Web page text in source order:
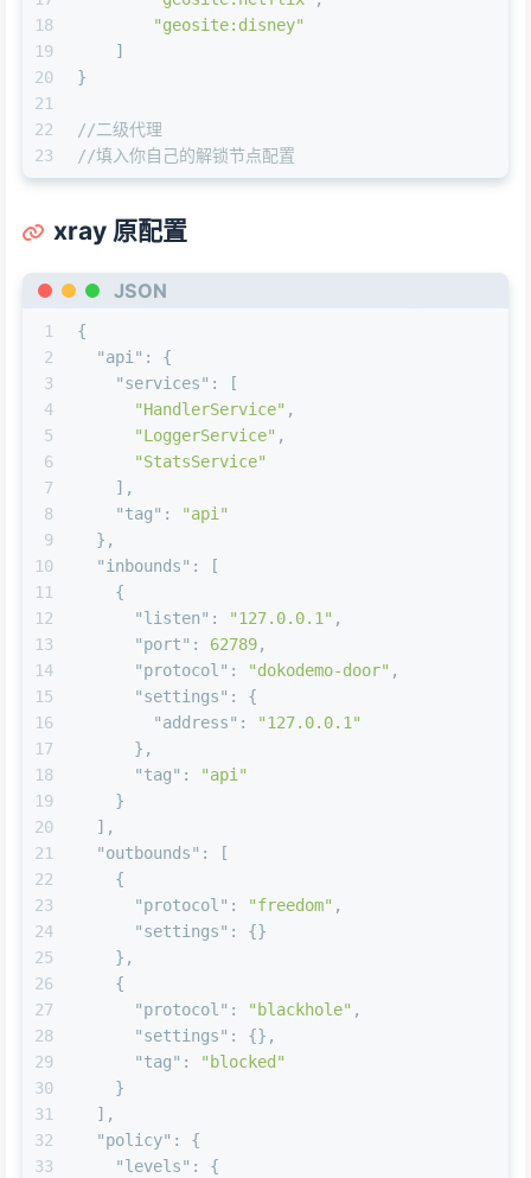
18
19
20
21
22
23
"geosite:disney"
]
}
//二级代理
//填入你自己的解锁节点配置
xray 原配置
JSON
1
2
3
4
5
6
7
8
9
10
11
12
13
14
15
16
17
18
19
20
21
22
23
24
25
26
27
28
29
30
31
32
33
{
"api" :
{
"services" :
[
"HandlerService" ,
"LoggerService" ,
"StatsService"
] ,
"tag" :
"api"
} ,
"inbounds" :
[
{
"listen" : "127.0.0.1" ,
"port" : 62789,
"protocol" : "dokodemo-door" ,
"settings" :
{
"address" :
"127.0.0.1"
} ,
"tag" :
"api"
}
] ,
"outbounds" :
[
{
"protocol" : "freedom" ,
"settings" : {}
} ,
{
"protocol" : "blackhole" ,
"settings" : {} ,
"tag" :
"blocked"
}
] ,
"policy" :
{
"levels" :
{